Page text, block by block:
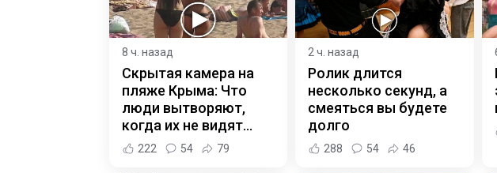
8 ч. назад
Скрытая камера на
пляже Крыма: Что
люди вытворяют,
когда их не видят...
222 54 79
2 ч. назад
Ролик длится
несколько секунд, а
смеяться вы будете
долго
288 54 46